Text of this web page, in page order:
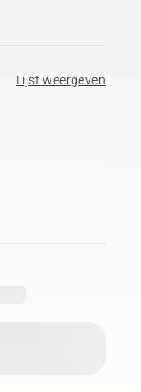
Lijst weergeven